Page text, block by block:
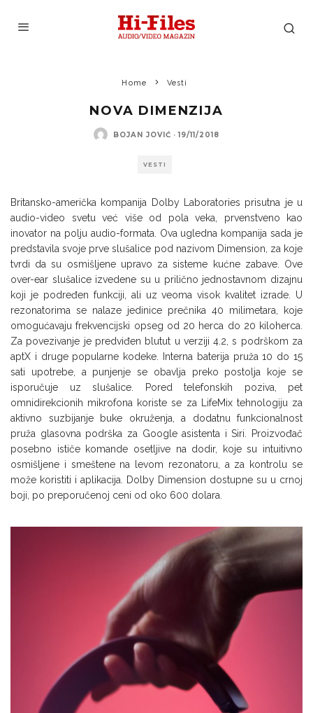
Home Vesti
NOVA DIMENZIJA
BOJAN JOVIĆ · 19/11/2018
VESTI
Britansko-američka kompanija Dolby Laboratories prisutna je u
audio-video svetu već više od pola veka, prvenstveno kao
inovator na polju audio-formata. Ova ugledna kompanija sada je
predstavila svoje prve slušalice pod nazivom Dimension, za koje
tvrdi da su osmišljene upravo za sisteme kućne zabave. Ove
over-ear slušalice izvedene su u prilično jednostavnom dizajnu
koji je podređen funkciji, ali uz veoma visok kvalitet izrade. U
rezonatorima se nalaze jedinice prečnika 40 milimetara, koje
omogućavaju frekvencijski opseg od 20 herca do 20 kiloherca.
Za povezivanje je predviđen blutut u verziji 4.2, s podrškom za
aptX i druge popularne kodeke. Interna baterija pruža 10 do 15
sati upotrebe, a punjenje se obavlja preko postolja koje se
isporučuje uz slušalice. Pored telefonskih poziva, pet
omnidirekcionih mikrofona koriste se za LifeMix tehnologiju za
aktivno suzbijanje buke okruženja, a dodatnu funkcionalnost
pruža glasovna podrška za Google asistenta i Siri. Proizvođač
posebno ističe komande osetljive na dodir, koje su intuitivno
osmišljene i smeštene na levom rezonatoru, a za kontrolu se
može koristiti i aplikacija. Dolby Dimension dostupne su u crnoj
boji, po preporučenoj ceni od oko 600 dolara.